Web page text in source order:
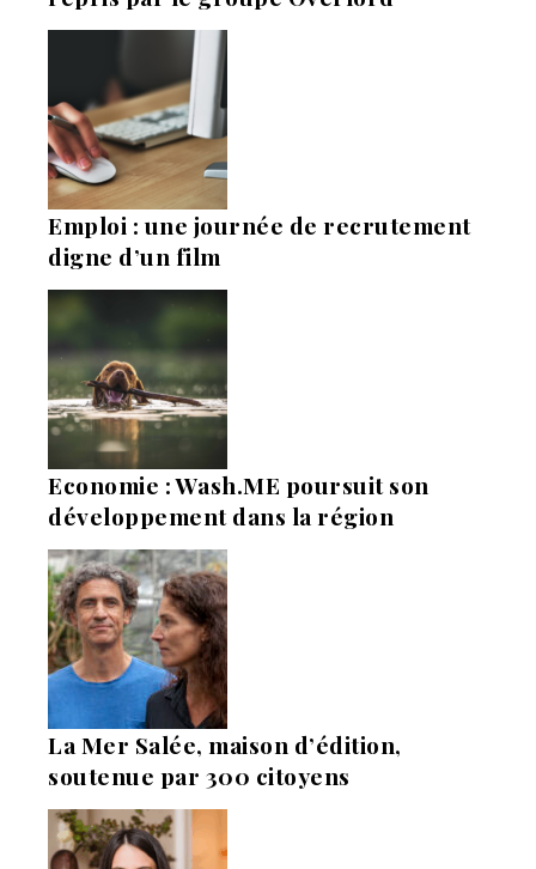
Emploi : une journée de recrutement
digne d’un film
Economie : Wash.ME poursuit son
développement dans la région
La Mer Salée, maison d’édition,
soutenue par 300 citoyens